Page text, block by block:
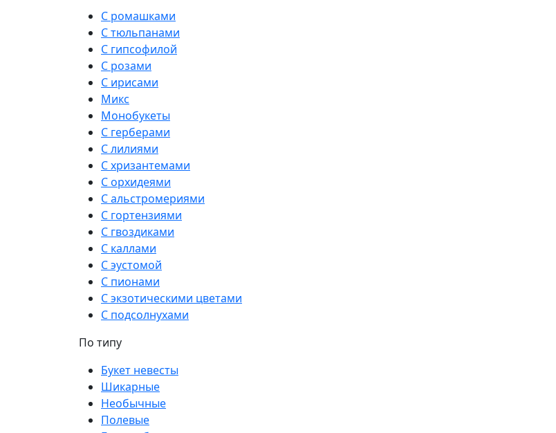
С ромашками
С тюльпанами
С гипсофилой
С розами
С ирисами
Микс
Монобукеты
С герберами
С лилиями
С хризантемами
С орхидеями
С альстромериями
С гортензиями
С гвоздиками
С каллами
С эустомой
С пионами
С экзотическими цветами
С подсолнухами
По типу
Букет невесты
Шикарные
Необычные
Полевые